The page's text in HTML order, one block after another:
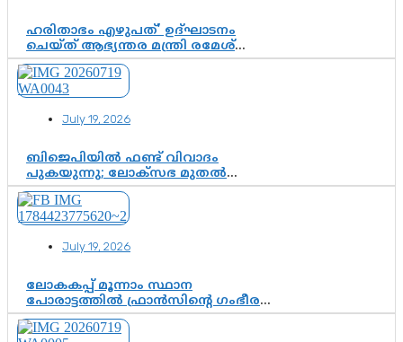
ഹരിതാഭം എഴുപത്’ ഉദ്ഘാടനം
ചെയ്ത് ആഭ്യന്തര മന്ത്രി രമേശ്
ചെന്നിത്തല; ആർ. ഹരികുമാറിന്റെ
സപ്തതി ആഘോഷങ്ങൾക്ക്
പ്രൗഢമായ തുടക്കം
July 19, 2026
ബിജെപിയിൽ ഫണ്ട് വിവാദം
പുകയുന്നു; ലോക്സഭ മുതൽ
നിയമസഭ വരെ 140 മണ്ഡലങ്ങളിലെ
ഫണ്ട് വിനിയോഗം
പരിശോധിക്കുമോ? കേന്ദ്രത്തിനും
ഘടകത്തോട് അതൃപ്തി
July 19, 2026
ലോകകപ്പ് മൂന്നാം സ്ഥാന
പോരാട്ടത്തിൽ ഫ്രാൻസിന്റെ ഗംഭീര
തിരിച്ചുവരവ്; ഗോൾവേട്ടയിൽ
മെസ്സിയെ മറികടന്ന് എംബാപ്പെ